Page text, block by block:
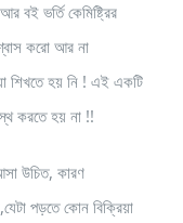
বই ভর্তি কেমিষ্ট্রির
করো আর না
শিখতে হয় নি ! এই একটি
করতে হয় না !!
উচিত, কারণ
পড়তে কোন বিক্রিয়া